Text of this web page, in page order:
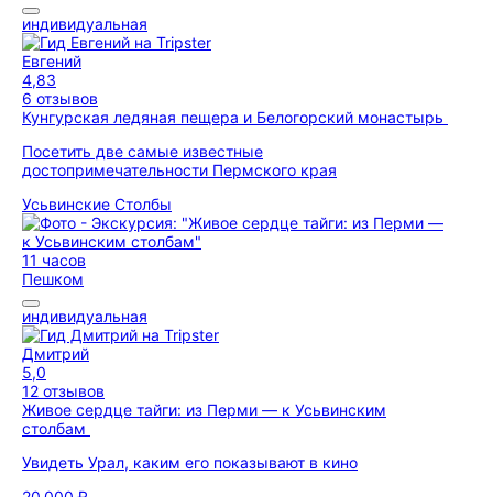
индивидуальная
Евгений
4,83
6 отзывов
Кунгурская ледяная пещера и Белогорский монастырь
Посетить две самые известные
достопримечательности Пермского края
Усьвинские Столбы
11 часов
Пешком
индивидуальная
Дмитрий
5,0
12 отзывов
Живое сердце тайги: из Перми — к Усьвинским
столбам
Увидеть Урал, каким его показывают в кино